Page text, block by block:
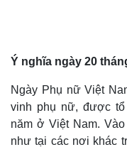
Ý nghĩa ngày 20
Ngày Phụ nữ Việt
vinh phụ nữ, được
năm ở Việt Nam.
như tại các nơi khác